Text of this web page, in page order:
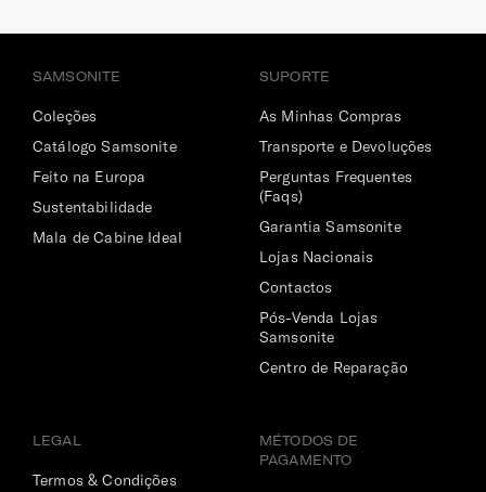
SAMSONITE
Coleções
Catálogo Samsonite
Feito na Europa
Sustentabilidade
Mala de Cabine Ideal
SUPORTE
As Minhas Compras
Transporte e Devoluções
Perguntas Frequentes
(Faqs)
Garantia Samsonite
Lojas Nacionais
Contactos
Pós-Venda Lojas
Samsonite
Centro de Reparação
LEGAL
Termos & Condições
MÉTODOS DE
PAGAMENTO